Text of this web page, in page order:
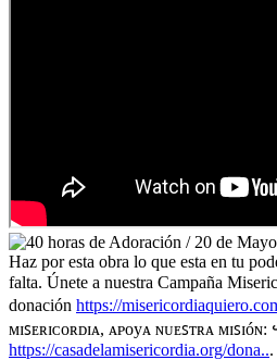
Haz por esta obra lo que esta en tu
falta. Únete a nuestra Campaña
donación https://
ᴍɪꜱᴇʀɪᴄᴏʀᴅɪᴀ, ᴀᴩᴏyᴀ ɴᴜᴇꜱᴛʀᴀ
https://casadelamisericordia.org/dona...